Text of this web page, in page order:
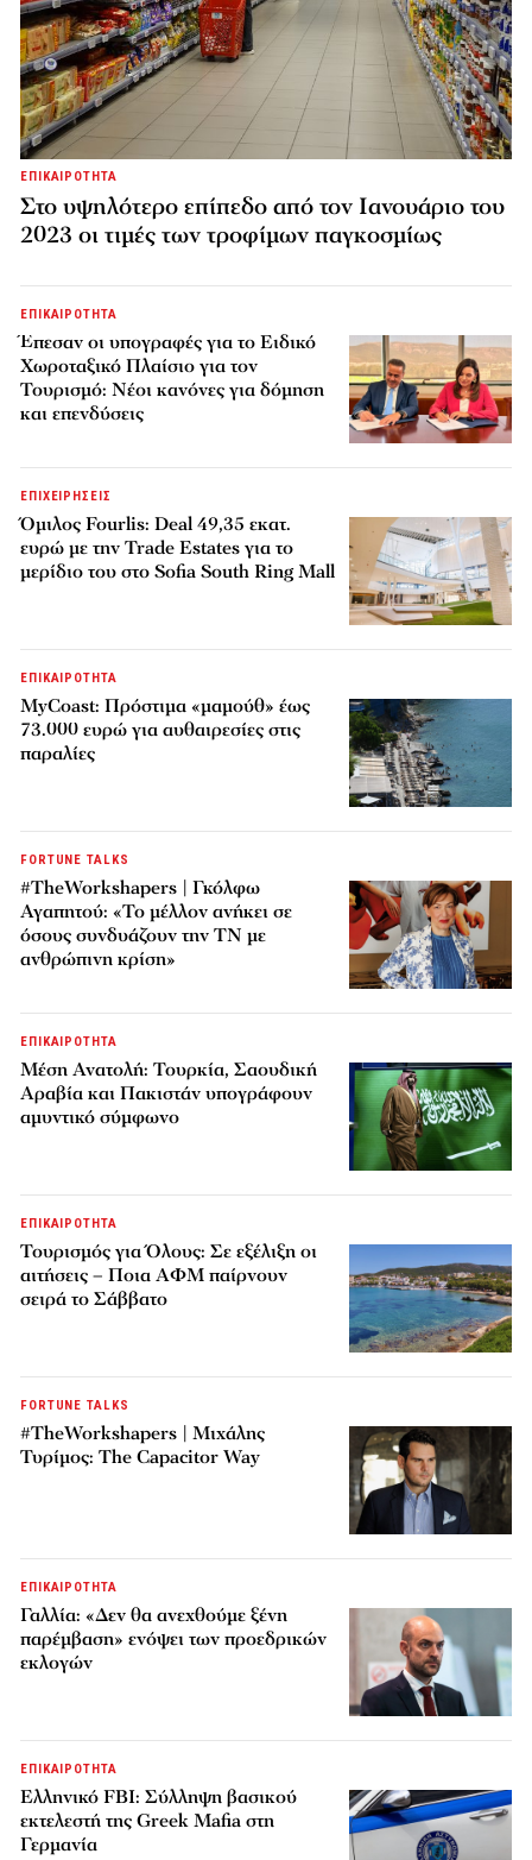
ΕΠΙΚΑΙΡΟΤΗΤΑ
Στο υψηλότερο επίπεδο από τον Ιανουάριο του
2023 οι τιμές των τροφίμων παγκοσμίως
ΕΠΙΚΑΙΡΟΤΗΤΑ
Έπεσαν οι υπογραφές για το Ειδικό
Χωροταξικό Πλαίσιο για τον
Τουρισμό: Νέοι κανόνες για δόμηση
και επενδύσεις
ΕΠΙΧΕΙΡΗΣΕΙΣ
Όμιλος Fourlis: Deal 49,35 εκατ.
ευρώ με την Trade Estates για το
μερίδιο του στο Sofia South Ring Mall
ΕΠΙΚΑΙΡΟΤΗΤΑ
MyCoast: Πρόστιμα «μαμούθ» έως
73.000 ευρώ για αυθαιρεσίες στις
παραλίες
FORTUNE TALKS
#TheWorkshapers | Γκόλφω
Αγαπητού: «Το μέλλον ανήκει σε
όσους συνδυάζουν την ΤΝ με
ανθρώπινη κρίση»
ΕΠΙΚΑΙΡΟΤΗΤΑ
Μέση Ανατολή: Τουρκία, Σαουδική
Αραβία και Πακιστάν υπογράφουν
αμυντικό σύμφωνο
ΕΠΙΚΑΙΡΟΤΗΤΑ
Τουρισμός για Όλους: Σε εξέλιξη οι
αιτήσεις – Ποια ΑΦΜ παίρνουν
σειρά το Σάββατο
FORTUNE TALKS
#TheWorkshapers | Μιχάλης
Τυρίμος: The Capacitor Way
ΕΠΙΚΑΙΡΟΤΗΤΑ
Γαλλία: «Δεν θα ανεχθούμε ξένη
παρέμβαση» ενόψει των προεδρικών
εκλογών
ΕΠΙΚΑΙΡΟΤΗΤΑ
Ελληνικό FBI: Σύλληψη βασικού
εκτελεστή της Greek Mafia στη
Γερμανία